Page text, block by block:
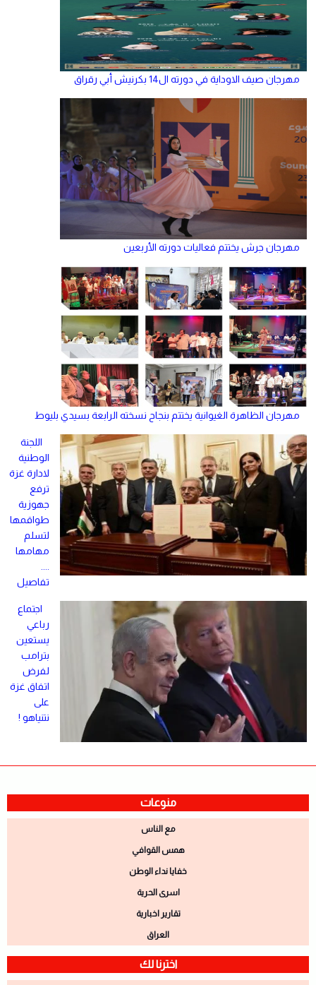
مهرجان صيف الاوداية في دورته ال14 بكرنيش أبي رقراق
مهرجان جرش يختتم فعاليات دورته الأربعين
مهرجان الظاهرة الغيوانية يختتم بنجاح نسخته الرابعة بسيدي بليوط
اللجنة
الوطنية
لادارة غزة
ترفع
جهوزية
طواقمها
لتسلم
مهامها
تفاصيل
اجتماع
رباعي
يستعين
بترامب
لفرض
اتفاق غزة
على
نتنياهو !
منوعات
مع الناس
همس القوافي
خفايا نداء الوطن
اسرى الحرية
تقارير اخبارية
العراق
اخترنا لك